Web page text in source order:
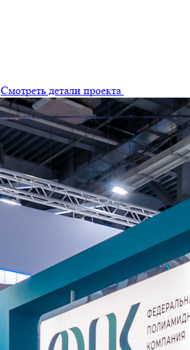
Смотреть детали проекта